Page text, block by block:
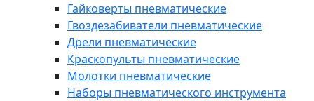
Гайковерты пневматические
Гвоздезабиватели пневматические
Дрели пневматические
Краскопульты пневматические
Молотки пневматические
Наборы пневматического инструмента